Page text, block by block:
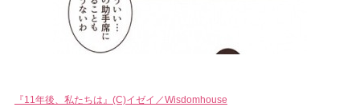
『11年後、私たちは』(C)イゼイ／Wisdomhouse